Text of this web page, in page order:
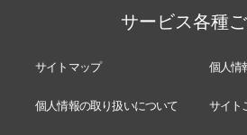
サービス各種
サイトマップ 個人情
個人情報の取り扱いについて サイト